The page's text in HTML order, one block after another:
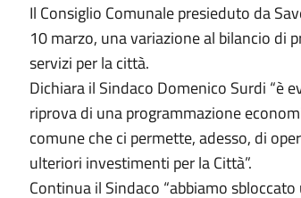
Il Consiglio Comunale presieduto da
10 marzo, una variazione al bilancio
servizi per la città.
Dichiara il Sindaco Domenico Surdi “è
riprova di una programmazione
comune che ci permette, adesso, di
ulteriori investimenti per la Città”.
Continua il Sindaco “abbiamo